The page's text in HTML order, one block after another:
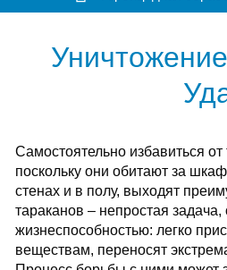
Самостоятельно избавиться
поскольку они обитают за
стенах и в полу, выходят
тараканов – непростая
жизнеспособностью: легко
веществам, переносят